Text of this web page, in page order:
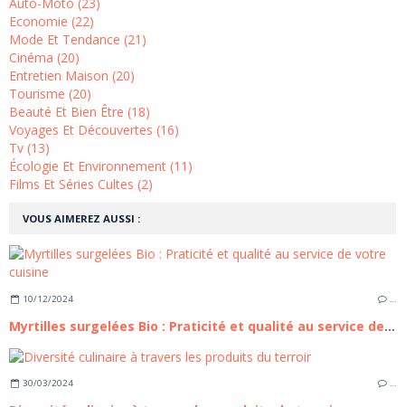
VOUS AIMEREZ AUSSI :
10/12/2024 …
Myrtilles surgelées Bio : Praticité et qualité au service de votre cuisine
30/03/2024 …
Economie (22)
Mode Et Tendance (21)
Cinéma (20)
Entretien Maison (20)
Tourisme (20)
Beauté Et Bien Être (18)
Voyages Et Découvertes (16)
Tv (13)
Écologie Et Environnement (11)
Films Et Séries Cultes (2)